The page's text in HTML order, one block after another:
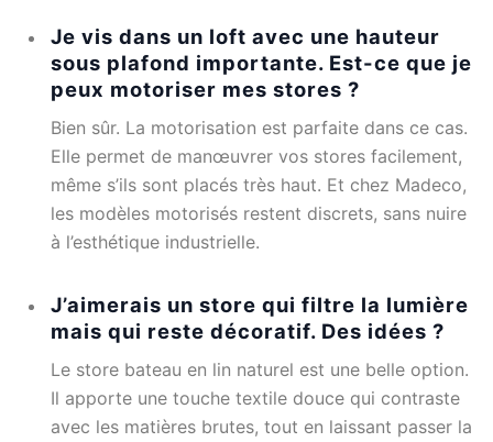
Je vis dans un loft avec une hauteur
sous plafond importante. Est-ce que je
peux motoriser mes stores ?
Bien sûr. La motorisation est parfaite dans ce cas.
Elle permet de manœuvrer vos stores facilement,
même s’ils sont placés très haut. Et chez Madeco,
les modèles motorisés restent discrets, sans nuire
à l’esthétique industrielle.
J’aimerais un store qui filtre la lumière
mais qui reste décoratif. Des idées ?
Le store bateau en lin naturel est une belle option.
Il apporte une touche textile douce qui contraste
avec les matières brutes, tout en laissant passer la